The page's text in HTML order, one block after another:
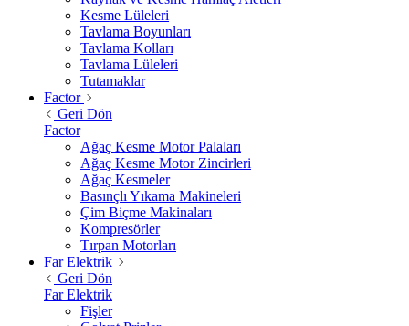
Kesme Lüleleri
Tavlama Boyunları
Tavlama Kolları
Tavlama Lüleleri
Tutamaklar
Factor
Geri Dön
Factor
Ağaç Kesme Motor Palaları
Ağaç Kesme Motor Zincirleri
Ağaç Kesmeler
Basınçlı Yıkama Makineleri
Çim Biçme Makinaları
Kompresörler
Tırpan Motorları
Far Elektrik
Geri Dön
Far Elektrik
Fişler